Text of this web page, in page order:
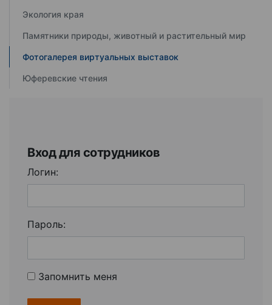
Экология края
Памятники природы, животный и растительный мир
Фотогалерея виртуальных выставок
Юферевские чтения
Вход для сотрудников
Логин:
Пароль:
Запомнить меня